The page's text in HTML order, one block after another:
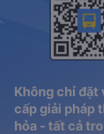
Không chỉ đặt
cấp giải pháp
hỏa - tất cả